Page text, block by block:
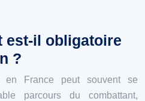
est-il obligatoire
?
en France peut souvent se
parcours du combattant,